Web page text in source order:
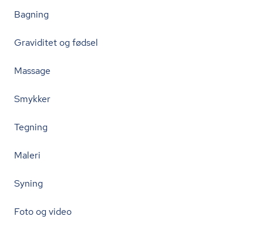
Bagning
Graviditet og fødsel
Massage
Smykker
Tegning
Maleri
Syning
Foto og video